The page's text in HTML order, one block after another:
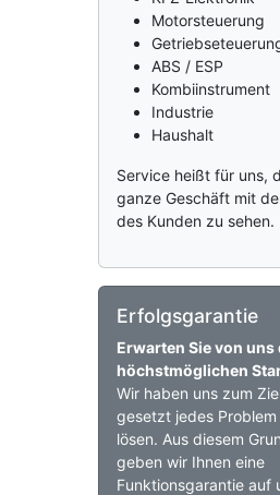
Motorsteuerung
ABS / ESP
Kombiinstrument
Industrie
Haushalt
Service heißt für uns,
ganze Geschäft mit
des Kunden zu sehen.
Erfolgsgarantie
Erwarten Sie von uns
höchstmöglichen
Wir haben uns zum
gesetzt jedes Problem
lösen. Aus diesem
geben wir Ihnen eine
Funktionsgarantie auf